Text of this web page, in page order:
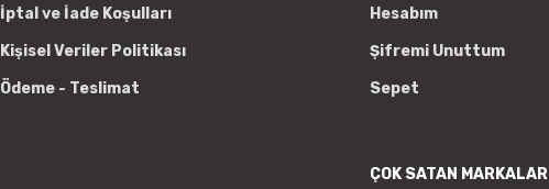
İptal ve İade Koşulları
Kişisel Veriler Politikası
Ödeme - Teslimat
Hesabım
Şifremi Unuttum
Sepet
ÇOK SATAN MARKALAR